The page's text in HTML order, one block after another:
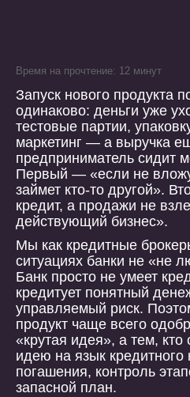
Время на прочтение: 12 минут
Запуск нового продукта
одинаково: деньги уже
тестовые партии,
маркетинг — а выручка
предприниматель сидит
Первый — «если не
займет кто-то другой».
кредит, а продажи не
действующий бизнес».
Мы как кредитные
ситуациях банки не «не
Банк просто не умеет
кредитует понятный
управляемый риск.
продукт чаще всего
«крутая идея», а тем, кто
идею на язык кредитного
погашения, контроль
запасной план.